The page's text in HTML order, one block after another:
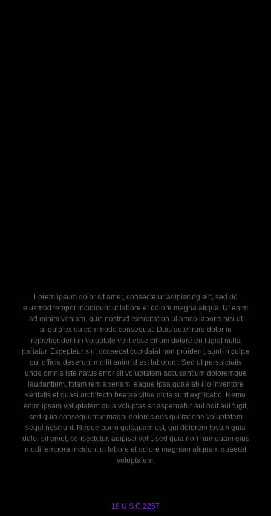
Lorem ipsum dolor sit amet, consectetur adipiscing elit, sed do
eiusmod tempor incididunt ut labore et dolore magna aliqua. Ut enim
ad minim veniam, quis nostrud exercitation ullamco laboris nisi ut
aliquip ex ea commodo consequat. Duis aute irure dolor in
reprehenderit in voluptate velit esse cillum dolore eu fugiat nulla
pariatur. Excepteur sint occaecat cupidatat non proident, sunt in culpa
qui officia deserunt mollit anim id est laborum. Sed ut perspiciatis
unde omnis iste natus error sit voluptatem accusantium doloremque
laudantium, totam rem aperiam, eaque ipsa quae ab illo inventore
veritatis et quasi architecto beatae vitae dicta sunt explicabo. Nemo
enim ipsam voluptatem quia voluptas sit aspernatur aut odit aut fugit,
sed quia consequuntur magni dolores eos qui ratione voluptatem
sequi nesciunt. Neque porro quisquam est, qui dolorem ipsum quia
dolor sit amet, consectetur, adipisci velit, sed quia non numquam eius
modi tempora incidunt ut labore et dolore magnam aliquam quaerat
voluptatem.
18 U.S.C 2257